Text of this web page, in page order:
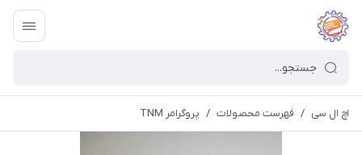
اچ ال سی / فهرست محصولات / پروگرامر TNM